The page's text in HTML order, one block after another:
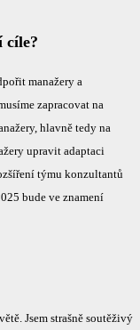
cíle?
manažery a
zapracovat na
hlavně tedy na
upravit adaptaci
týmu konzultantů
bude ve znamení
Jsem strašně soutěživý